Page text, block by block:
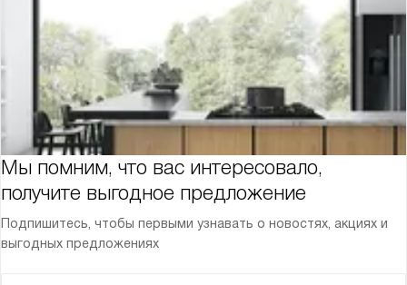
Мы помним, что вас интересовало,
получите выгодное предложение
Подпишитесь, чтобы первыми узнавать о новостях, акциях и
выгодных предложениях